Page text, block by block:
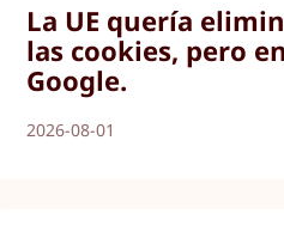
La UE quería
las cookies, pero
Google.
2026-08-01